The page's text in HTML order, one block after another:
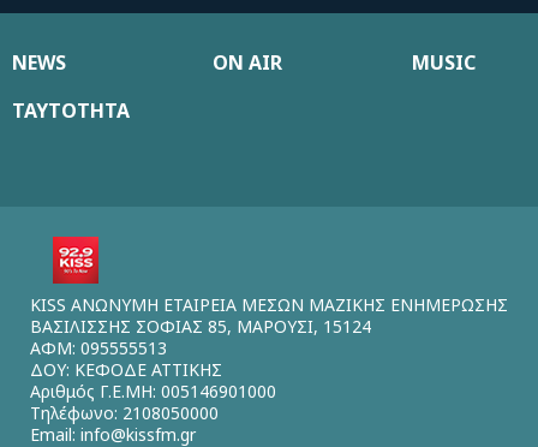
NEWS ON AIR
MUSIC
ΤΑΥΤΟΤΗΤΑ
KISS ΑΝΩΝΥΜΗ ΕΤΑΙΡΕΙΑ ΜΕΣΩΝ ΜΑΖΙΚΗΣ ΕΝΗΜΕΡΩΣΗΣ
ΒΑΣΙΛΙΣΣΗΣ ΣΟΦΙΑΣ 85, ΜΑΡΟΥΣΙ, 15124
ΑΦΜ: 095555513
ΔΟΥ: ΚΕΦΟΔΕ ΑΤΤΙΚΗΣ
Αριθμός Γ.Ε.ΜΗ: 005146901000
Τηλέφωνο: 2108050000
Email: info@kissfm.gr